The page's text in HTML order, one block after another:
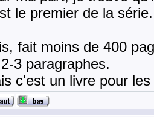
le premier de la série.
fait moins de 400
3 paragraphes.
c'est un livre pour